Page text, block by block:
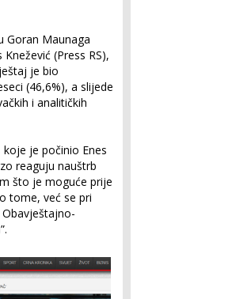
Goran Maunaga
(Press RS),
je bio
(46,6%), a slijede
i analitičkih
je počinio Enes
reaguju nauštrb
što je moguće prije
tome, već se pri